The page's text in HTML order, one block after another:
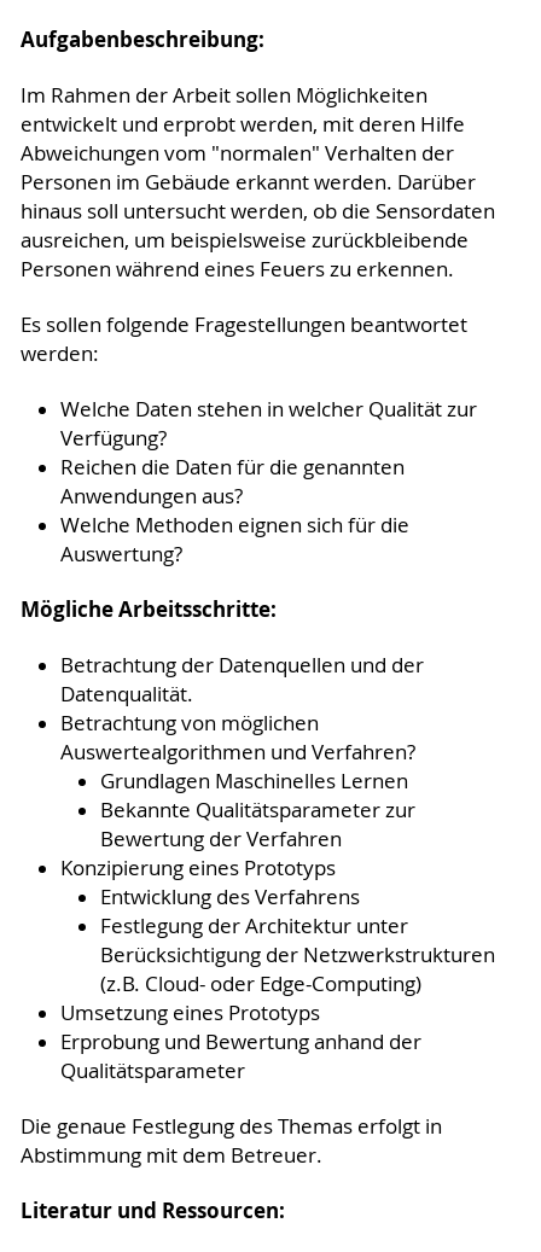
Aufgabenbeschreibung:
Im Rahmen der Arbeit sollen Möglichkeiten
entwickelt und erprobt werden, mit deren Hilfe
Abweichungen vom "normalen" Verhalten der
Personen im Gebäude erkannt werden. Darüber
hinaus soll untersucht werden, ob die Sensordaten
ausreichen, um beispielsweise zurückbleibende
Personen während eines Feuers zu erkennen.
Es sollen folgende Fragestellungen beantwortet
werden:
Welche Daten stehen in welcher Qualität zur
Verfügung?
Reichen die Daten für die genannten
Anwendungen aus?
Welche Methoden eignen sich für die
Auswertung?
Mögliche Arbeitsschritte:
Betrachtung der Datenquellen und der
Datenqualität.
Betrachtung von möglichen
Auswertealgorithmen und Verfahren?
Grundlagen Maschinelles Lernen
Bekannte Qualitätsparameter zur
Bewertung der Verfahren
Konzipierung eines Prototyps
Entwicklung des Verfahrens
Festlegung der Architektur unter
Berücksichtigung der Netzwerkstrukturen
(z.B. Cloud- oder Edge-Computing)
Umsetzung eines Prototyps
Erprobung und Bewertung anhand der
Qualitätsparameter
Die genaue Festlegung des Themas erfolgt in
Abstimmung mit dem Betreuer.
Literatur und Ressourcen: